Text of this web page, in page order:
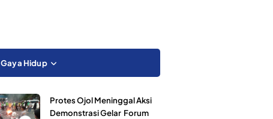
Gaya Hidup
Protes Ojol Meninggal Aksi
Demonstrasi Gelar Forum